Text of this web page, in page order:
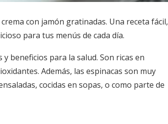
con jamón gratinadas. Una receta fácil,
para tus menús de cada día.
beneficios para la salud. Son ricas en
Además, las espinacas son muy
cocidas en sopas, o como parte de